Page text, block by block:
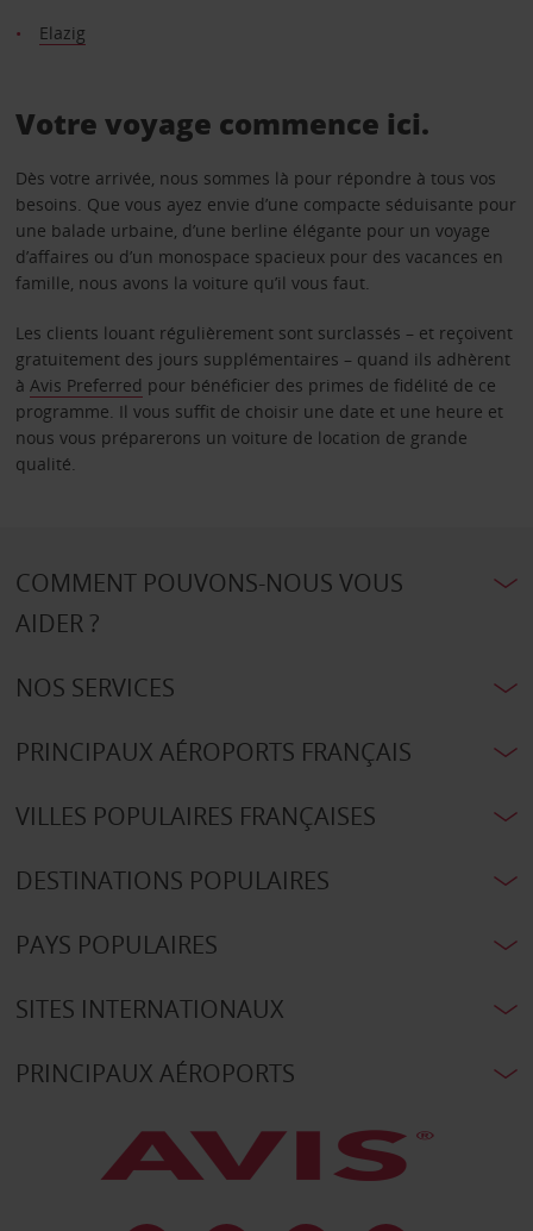
Elazig
Votre voyage commence ici.
Dès votre arrivée, nous sommes là pour répondre à tous vos
besoins. Que vous ayez envie d’une compacte séduisante pour
une balade urbaine, d’une berline élégante pour un voyage
d’affaires ou d’un monospace spacieux pour des vacances en
famille, nous avons la voiture qu’il vous faut.
Les clients louant régulièrement sont surclassés – et reçoivent
gratuitement des jours supplémentaires – quand ils adhèrent
à Avis Preferred pour bénéficier des primes de fidélité de ce
programme. Il vous suffit de choisir une date et une heure et
nous vous préparerons un voiture de location de grande
qualité.
COMMENT POUVONS-NOUS VOUS
AIDER ?
NOS SERVICES
PRINCIPAUX AÉROPORTS FRANÇAIS
VILLES POPULAIRES FRANÇAISES
DESTINATIONS POPULAIRES
PAYS POPULAIRES
SITES INTERNATIONAUX
PRINCIPAUX AÉROPORTS